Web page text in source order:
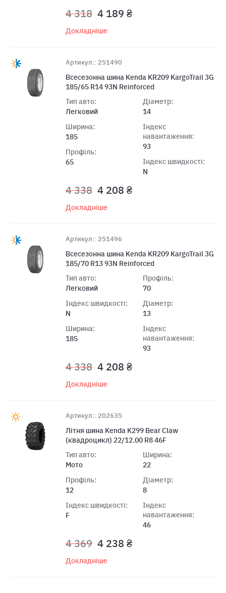
4 318 4 189 ₴
Докладніше
Артикул:: 251490
Всесезонна шина Kenda KR209 KargoTrail 3G
185/65 R14 93N Reinforced
Тип авто:
Легковий
Ширина:
185
Профіль:
65
Діаметр:
14
Індекс
навантаження:
93
Індекс швидкості:
N
4 338 4 208 ₴
Докладніше
Артикул:: 251496
Всесезонна шина Kenda KR209 KargoTrail 3G
185/70 R13 93N Reinforced
Тип авто:
Легковий
Індекс швидкості:
N
Ширина:
185
Профіль:
70
Діаметр:
13
Індекс
навантаження:
93
4 338 4 208 ₴
Докладніше
Артикул:: 202635
Лiтня шина Kenda K299 Bear Claw
(квадроцикл) 22/12.00 R8 46F
Тип авто:
Мото
Профіль:
12
Індекс швидкості:
F
Ширина:
22
Діаметр:
8
Індекс
навантаження:
46
4 369 4 238 ₴
Докладніше